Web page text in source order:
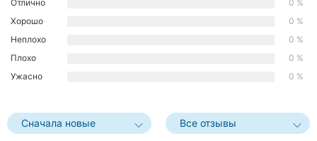
Львов
Кривой
Рог
Херсон
Отлично
0 %
Хорошо
0 %
Неплохо
0 %
Плохо
0 %
Ужасно
0 %
Сначала новые Все отзывы